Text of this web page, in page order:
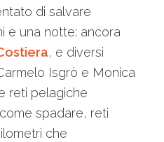
di salvare
e una notte: ancora
, e diversi
Isgrò e Monica
reti pelagiche
spadare, reti
che